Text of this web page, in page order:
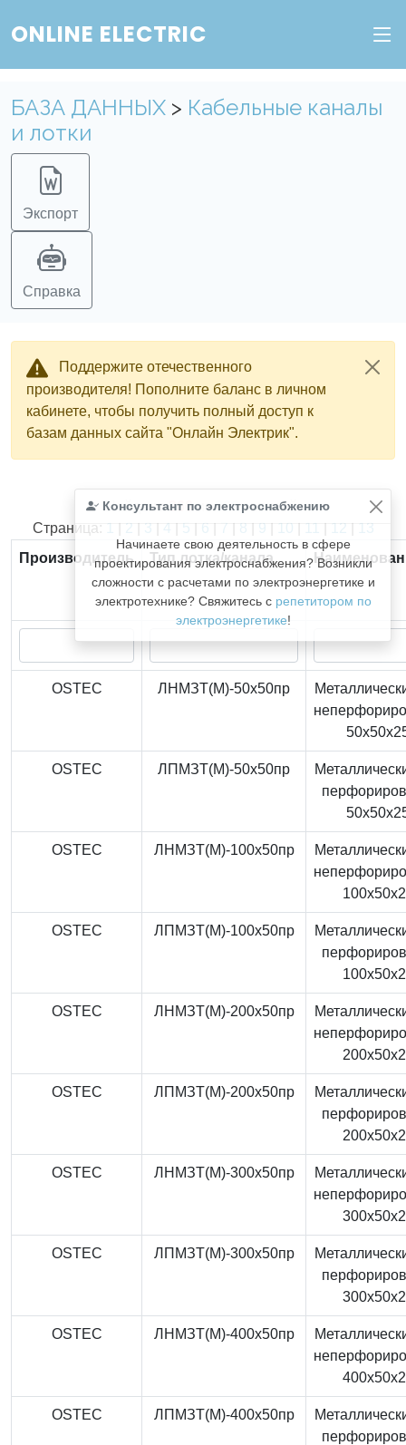
ONLINE ELECTRIC
БАЗА ДАННЫХ > Кабельные каналы
и лотки
Экспорт
Справка
Поддержите отечественного
производителя! Пополните баланс в личном
кабинете, чтобы получить полный доступ к
базам данных сайта "Онлайн Электрик".
Консультант по электроснабжению
Начинаете свою деятельность в сфере
проектирования электроснабжения? Возникли
сложности с расчетами по электроэнергетике и
электротехнике? Свяжитесь с репетитором по
электроэнергетике!
Найдено366из366записей.
Страница: 1 | 2 | 3 | 4 | 5 | 6 | 7 | 8 | 9 | 10 | 11 | 12 | 13
Производитель
Тип лотка/канала
OSTEC ЛНМЗТ(М)-50x50пр
OSTEC ЛПМЗТ(М)-50x50пр
OSTEC ЛНМЗТ(М)-100x50пр
OSTEC ЛПМЗТ(М)-100x50пр
OSTEC ЛНМЗТ(М)-200x50пр
OSTEC ЛПМЗТ(М)-200x50пр
OSTEC ЛНМЗТ(М)-300x50пр
OSTEC ЛПМЗТ(М)-300x50пр
OSTEC ЛНМЗТ(М)-400x50пр
OSTEC ЛПМЗТ(М)-400x50пр